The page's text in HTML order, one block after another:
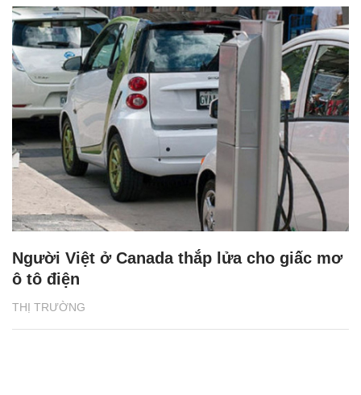
THỊ TRƯỜNG
Người Việt ở Canada thắp lửa cho giấc mơ
ô tô điện